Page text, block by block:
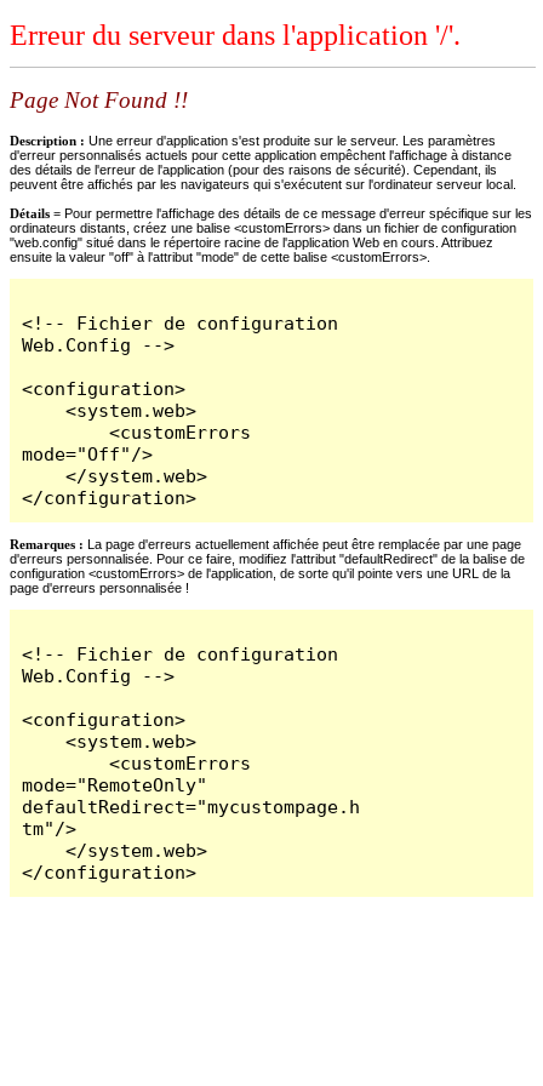
Erreur du serveur dans l'application '/'.
Page Not Found !!
Description : Une erreur d'application s'est produite sur le serveur. Les paramètres
d'erreur personnalisés actuels pour cette application empêchent l'affichage à distance
des détails de l'erreur de l'application (pour des raisons de sécurité). Cependant, ils
peuvent être affichés par les navigateurs qui s'exécutent sur l'ordinateur serveur local.
Détails = Pour permettre l'affichage des détails de ce message d'erreur spécifique sur les
ordinateurs distants, créez une balise <customErrors> dans un fichier de configuration
"web.config" situé dans le répertoire racine de l'application Web en cours. Attribuez
ensuite la valeur "off" à l'attribut "mode" de cette balise <customErrors>.
<!-- Fichier de configuration
Web.Config -->
<configuration>
    <system.web>
        <customErrors
mode="Off"/>
    </system.web>
</configuration>
Remarques : La page d'erreurs actuellement affichée peut être remplacée par une page
d'erreurs personnalisée. Pour ce faire, modifiez l'attribut "defaultRedirect" de la balise de
configuration <customErrors> de l'application, de sorte qu'il pointe vers une URL de la
page d'erreurs personnalisée !
<!-- Fichier de configuration
Web.Config -->
<configuration>
    <system.web>
        <customErrors
mode="RemoteOnly"
defaultRedirect="mycustompage.h
tm"/>
    </system.web>
</configuration>